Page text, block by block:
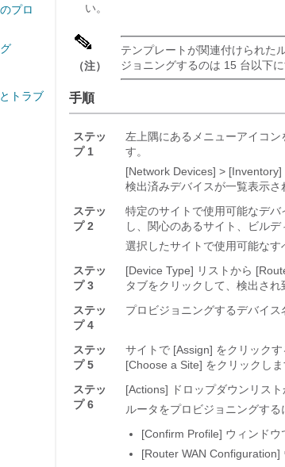
プロ
トラブ
い。
（注）
テンプレートが関連付けられた
ジョニングするのは 15 台以下
手順
ステッ
プ 1
左上隅にあるメニューアイコン
す。
[Network Devices] >
検出済みデバイスが一覧表示さ
ステッ
プ 2
特定のサイトで使用可能なデ
し、関心のあるサイト、ビル
選択したサイトで使用可能なす
ステッ
プ 3
[Device Type] リストから
タブをクリックして、検出され
ステッ
プ 4
プロビジョニングするデバイス
ステッ
プ 5
サイトで [Assign] をクリック
[Choose a Site] をクリックしま
ステッ
プ 6
[Actions] ドロップダウンリスト
ルータをプロビジョニングする
[Confirm Profile] ウィンドウ
[Router WAN Configuration]